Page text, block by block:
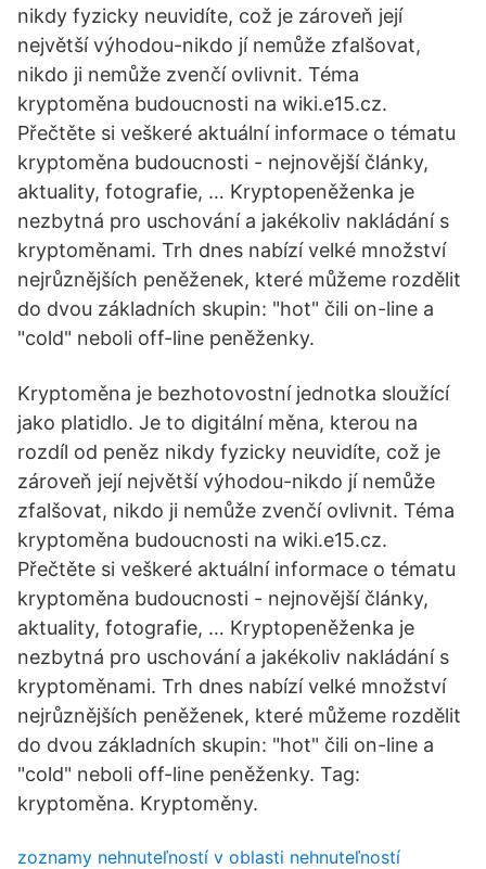
nikdy fyzicky neuvidíte, což je zároveň její
největší výhodou-nikdo jí nemůže zfalšovat,
nikdo ji nemůže zvenčí ovlivnit. Téma
kryptoměna budoucnosti na wiki.e15.cz.
Přečtěte si veškeré aktuální informace o tématu
kryptoměna budoucnosti - nejnovější články,
aktuality, fotografie, … Kryptopeněženka je
nezbytná pro uschování a jakékoliv nakládání s
kryptoměnami. Trh dnes nabízí velké množství
nejrůznějších peněženek, které můžeme rozdělit
do dvou základních skupin: "hot" čili on-line a
"cold" neboli off-line peněženky.
Kryptoměna je bezhotovostní jednotka sloužící
jako platidlo. Je to digitální měna, kterou na
rozdíl od peněz nikdy fyzicky neuvidíte, což je
zároveň její největší výhodou-nikdo jí nemůže
zfalšovat, nikdo ji nemůže zvenčí ovlivnit. Téma
kryptoměna budoucnosti na wiki.e15.cz.
Přečtěte si veškeré aktuální informace o tématu
kryptoměna budoucnosti - nejnovější články,
aktuality, fotografie, … Kryptopeněženka je
nezbytná pro uschování a jakékoliv nakládání s
kryptoměnami. Trh dnes nabízí velké množství
nejrůznějších peněženek, které můžeme rozdělit
do dvou základních skupin: "hot" čili on-line a
"cold" neboli off-line peněženky. Tag:
kryptoměna. Kryptoměny.
zoznamy nehnuteľností v oblasti nehnuteľností